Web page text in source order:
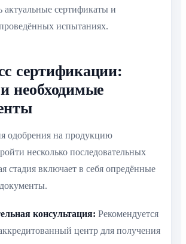
актуальные сертификаты и
испытаниях.
сертификации:
необходимые
одобрения на продукцию
несколько последовательных
стадия включает в себя опредённые
консультация: Рекомендуется
центр для получения